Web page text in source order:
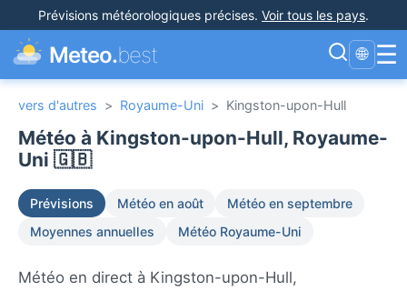
Prévisions météorologiques précises. Voir tous les pays.
Meteo.best 🌐 ☰
vers d'autres > Royaume-Uni > Kingston-upon-Hull
Météo à Kingston-upon-Hull, Royaume-
Uni 🇬🇧
Prévisions Météo en août
Météo en septembre
Moyennes annuelles
Météo Royaume-Uni
Météo en direct à Kingston-upon-Hull,